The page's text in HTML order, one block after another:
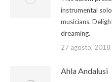
instrumental
musicians.
dreaming.
27 agosto, 2018
Ahla Andalusi